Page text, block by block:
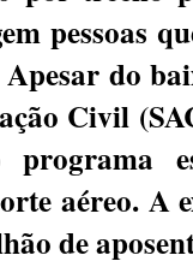
pessoas
Apesar do
Civil
programa
aéreo. A
de